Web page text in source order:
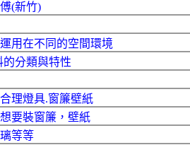
(新竹)
用在不同的空間環境
的分類與特性
理燈具.窗簾壁紙
要裝窗簾，壁紙
等等